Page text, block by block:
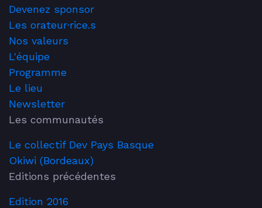
Devenez sponsor
Les orateur·rice.s
Nos valeurs
L'équipe
Programme
Le lieu
Newsletter
Les communautés
Le collectif Dev Pays Basque
Okiwi (Bordeaux)
Editions précédentes
Edition 2016